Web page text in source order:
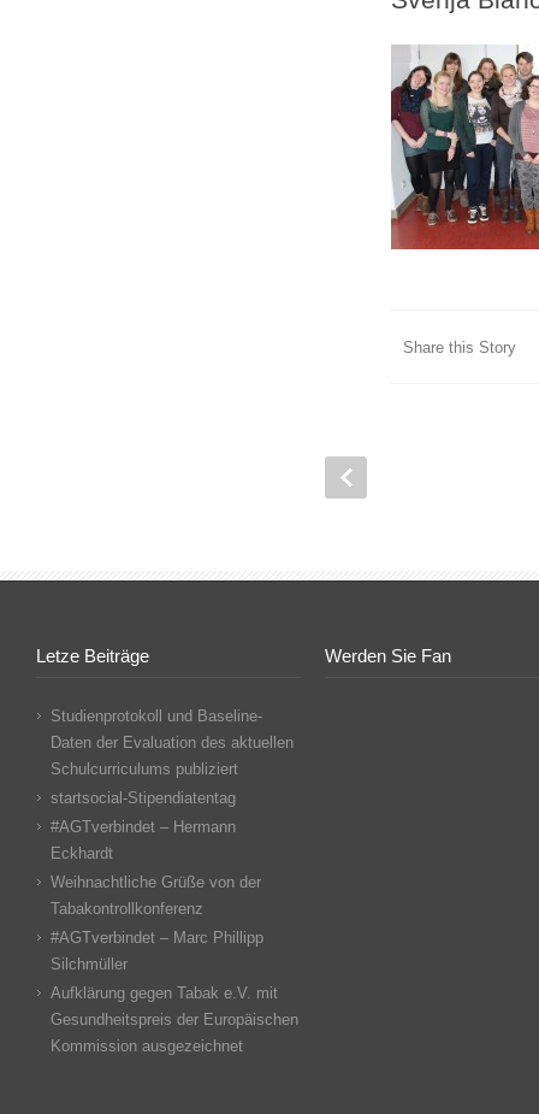
Share this Story
Letze Beiträge
Studienprotokoll und Baseline-
Daten der Evaluation des aktuellen
Schulcurriculums publiziert
startsocial-Stipendiatentag
#AGTverbindet – Hermann
Eckhardt
Weihnachtliche Grüße von der
Tabakontrollkonferenz
#AGTverbindet – Marc Phillipp
Silchmüller
Aufklärung gegen Tabak e.V. mit
Gesundheitspreis der Europäischen
Kommission ausgezeichnet
Werden Sie Fan